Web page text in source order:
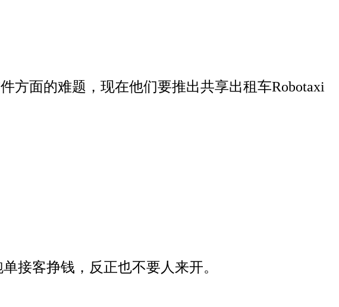
方面的难题，现在他们要推出共享出租车Robotaxi
接客挣钱，反正也不要人来开。